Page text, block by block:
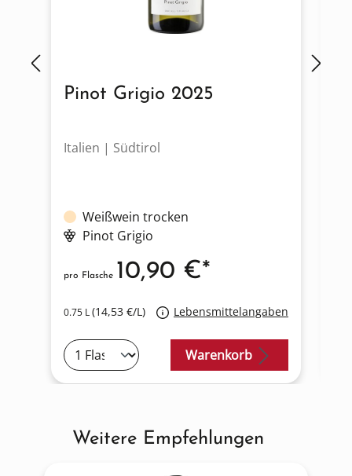
Pinot Grigio 2025
Italien | Südtirol
Weißwein trocken
Pinot Grigio
0.75 L(14,53 €/L) Lebensmittelangaben
pro Flasche 10,90 €*
Warenkorb
Produktgalerie überspringen
Weitere Empfehlungen